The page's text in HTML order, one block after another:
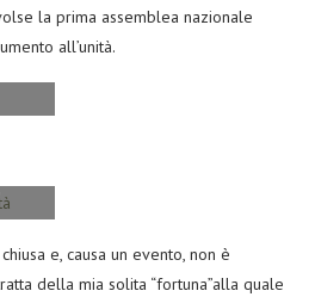
la prima assemblea nazionale
all’unità.
e, causa un evento, non è
della mia solita “fortuna”alla quale